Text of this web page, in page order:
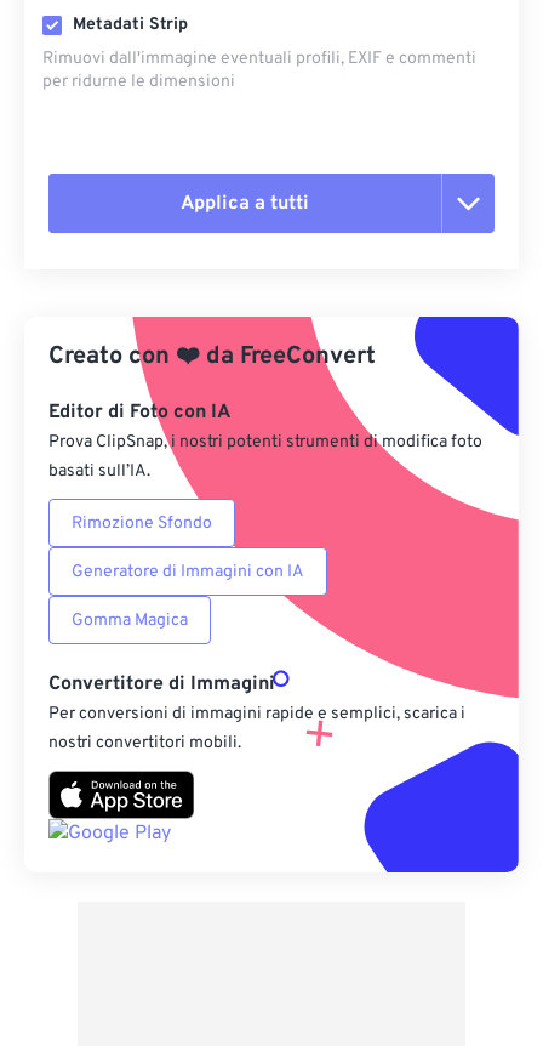
Metadati Strip
Rimuovi dall'immagine eventuali profili, EXIF ​​e commenti
per ridurne le dimensioni
Applica a tutti
Applica da preimpostazione
Salva come predefinito
Creato con ❤️ da FreeConvert
Editor di Foto con IA
Prova ClipSnap, i nostri potenti strumenti di modifica foto
basati sull’IA.
Rimozione Sfondo
Generatore di Immagini con IA
Gomma Magica
Convertitore di Immagini
Per conversioni di immagini rapide e semplici, scarica i
nostri convertitori mobili.